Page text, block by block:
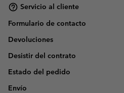
Servicio al cliente
Formulario de contacto
Devoluciones
Desistir del contrato
Estado del pedido
Envío